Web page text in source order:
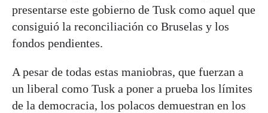
presentarse este gobierno de Tusk como aquel que
consiguió la reconciliación co Bruselas y los
fondos pendientes.
A pesar de todas estas maniobras, que fuerzan a
un liberal como Tusk a poner a prueba los límites
de la democracia, los polacos demuestran en los